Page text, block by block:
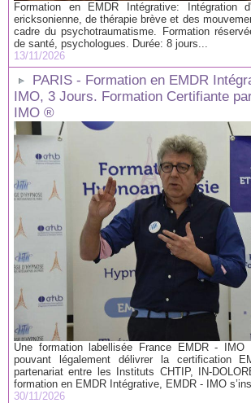
Formation en EMDR Intégrative: Intégration
ericksonienne, de thérapie brève et des
cadre du psychotraumatisme. Formation
de santé, psychologues. Durée: 8 jours...
13/11/2026
PARIS - Formation en EMDR
IMO, 3 Jours. Formation Certifiante
IMO ®
Une formation labellisée France EMDR -
pouvant légalement délivrer la certification
partenariat entre les Instituts CHTIP, IN-
formation en EMDR Intégrative, EMDR - IMO
30/11/2026